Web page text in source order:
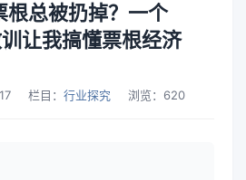
根总被扔掉？一个
让我搞懂票根经济
栏目： 行业探究 浏览： 620